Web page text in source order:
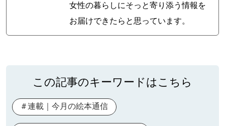
女性の暮らしにそっと寄り添う情報を
お届けできたらと思っています。
この記事のキーワードはこちら
連載｜今月の絵本通信